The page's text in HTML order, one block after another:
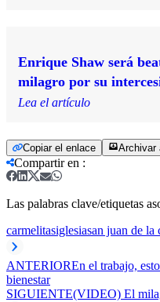
Enrique Shaw será
milagro por su
Lea el artículo
Copiar el enlace Archivar
Compartir en :
Las palabras clave/etiquetas
carmelitasiglesiasan juan de la
ANTERIOREn el trabajo,
bienestar
SIGUIENTE(VIDEO) El